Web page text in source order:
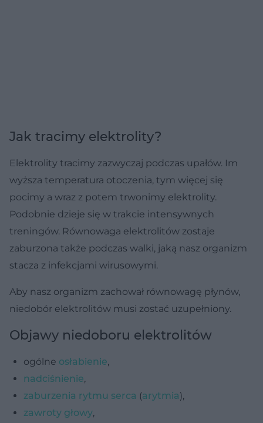
Jak tracimy elektrolity?
Elektrolity tracimy zazwyczaj podczas upałów. Im
wyższa temperatura otoczenia, tym więcej się
pocimy a wraz z potem trwonimy elektrolity.
Podobnie dzieje się w trakcie intensywnych
treningów. Równowaga elektrolitów zostaje
zaburzona także podczas walki, jaką nasz organizm
stacza z infekcjami wirusowymi.
Aby nasz organizm zachował równowagę płynów,
niedobór elektrolitów musi zostać uzupełniony.
Objawy niedoboru elektrolitów
ogólne osłabienie,
nadciśnienie,
zaburzenia rytmu serca (arytmia),
zawroty głowy,